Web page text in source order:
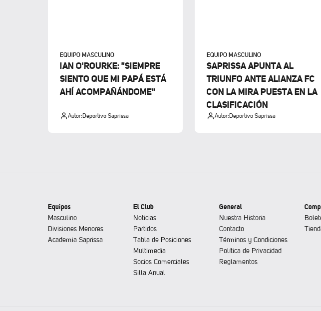
EQUIPO MASCULINO
IAN O'ROURKE: "SIEMPRE
SIENTO QUE MI PAPÁ ESTÁ
AHÍ ACOMPAÑÁNDOME"
Autor:Deportivo Saprissa
EQUIPO MASCULINO
SAPRISSA APUNTA AL
TRIUNFO ANTE ALIANZA FC
CON LA MIRA PUESTA EN LA
CLASIFICACIÓN
Autor:Deportivo Saprissa
Equipos
Masculino
Divisiones Menores
Academia Saprissa
El Club
Noticias
Partidos
Tabla de Posiciones
Multimedia
Socios Comerciales
Silla Anual
General
Nuestra Historia
Contacto
Términos y Condiciones
Política de Privacidad
Reglamentos